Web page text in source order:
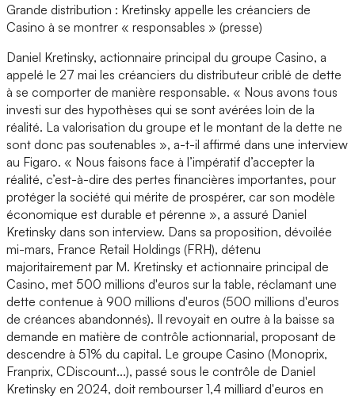
Grande distribution : Kretinsky appelle les créanciers de
Casino à se montrer « responsables » (presse)
Daniel Kretinsky, actionnaire principal du groupe Casino, a
appelé le 27 mai les créanciers du distributeur criblé de dette
à se comporter de manière responsable. « Nous avons tous
investi sur des hypothèses qui se sont avérées loin de la
réalité. La valorisation du groupe et le montant de la dette ne
sont donc pas soutenables », a-t-il affirmé dans une interview
au Figaro. « Nous faisons face à l’impératif d’accepter la
réalité, c’est-à-dire des pertes financières importantes, pour
protéger la société qui mérite de prospérer, car son modèle
économique est durable et pérenne », a assuré Daniel
Kretinsky dans son interview. Dans sa proposition, dévoilée
mi-mars, France Retail Holdings (FRH), détenu
majoritairement par M. Kretinsky et actionnaire principal de
Casino, met 500 millions d'euros sur la table, réclamant une
dette contenue à 900 millions d'euros (500 millions d'euros
de créances abandonnés). Il revoyait en outre à la baisse sa
demande en matière de contrôle actionnarial, proposant de
descendre à 51% du capital. Le groupe Casino (Monoprix,
Franprix, CDiscount...), passé sous le contrôle de Daniel
Kretinsky en 2024, doit rembourser 1,4 milliard d'euros en